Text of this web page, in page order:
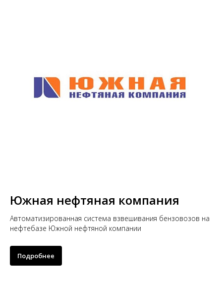
Южная нефтяная компания
Автоматизированная система взвешивания бензовозов на
нефтебазе Южной нефтяной компании
Подробнее